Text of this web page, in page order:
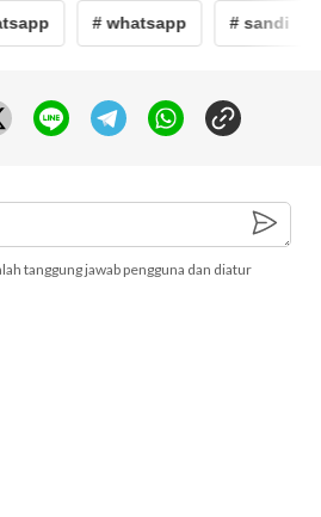
# whatsapp # sandi
tanggung jawab pengguna dan diatur